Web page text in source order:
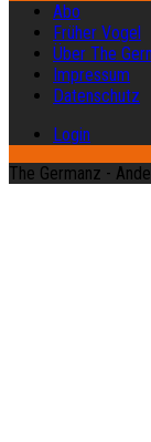
Abo
Früher Vogel
Über The
Impressum
Datenschutz
Login
The Germanz -